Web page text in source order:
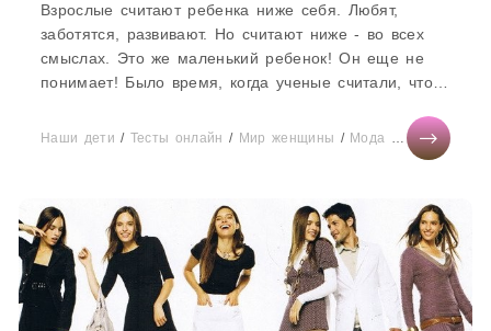
Взрослые считают ребенка ниже себя. Любят,
заботятся, развивают. Но считают ниже - во всех
смыслах. Это же маленький ребенок! Он еще не
понимает! Было время, когда ученые считали, что
чувствовать боль.Ученые все время что-то
Наши дети / Тесты онлайн / Мир женщины / Мода СТАТЬИ